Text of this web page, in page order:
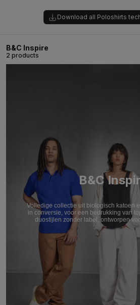
Download all Poloshirts
B&C Inspire
2 products
B&C
Volledige collectie uit biologisch katoen
in conversie, voor een bedrukking van
duostijlen zonder label, ontworpen